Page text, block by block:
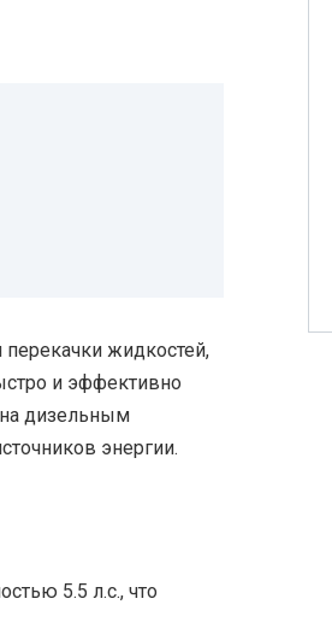
жидкостей,
и эффективно
дизельным
энергии.
5.5 л.с., что